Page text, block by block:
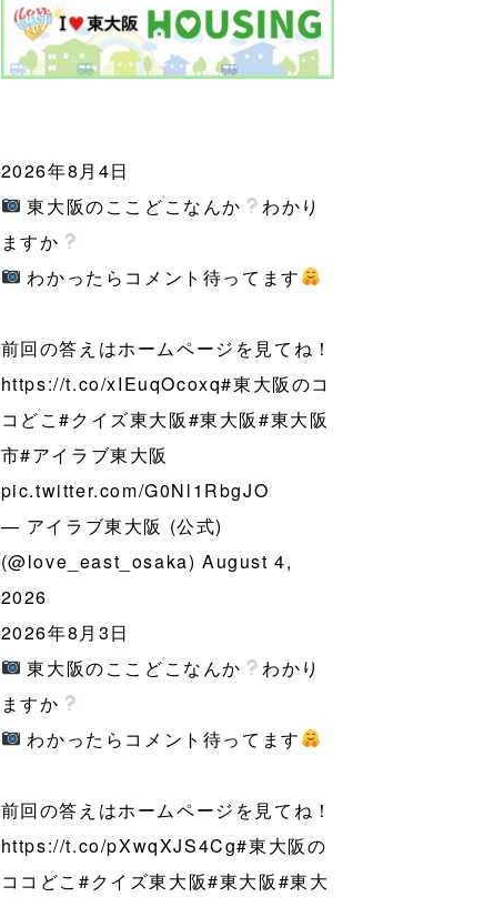
2026年8月4日
東大阪のここどこなんか
わかり
ますか
わかったらコメント待ってます
前回の答えはホームページを見てね！
https://t.co/xIEuqOcoxq#東大阪のコ
コどこ#クイズ東大阪#東大阪#東大阪
市#アイラブ東大阪
pic.twitter.com/G0Nl1RbgJO
— アイラブ東大阪 (公式)
(@love_east_osaka) August 4,
2026
2026年8月3日
東大阪のここどこなんか
わかり
ますか
わかったらコメント待ってます
前回の答えはホームページを見てね！
https://t.co/pXwqXJS4Cg#東大阪の
ココどこ #クイズ東大阪#東大阪#東大